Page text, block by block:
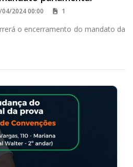
2024 00:00 1
o encerramento do mandato da